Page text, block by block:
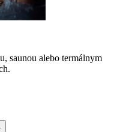
saunou alebo termálnym